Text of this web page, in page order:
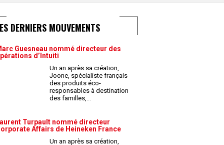
DERNIERS MOUVEMENTS
Guesneau nommé directeur des
d’Intuiti
Un an après sa création,
Joone, spécialiste français
des produits éco-
responsables à destination
des familles,...
Turpault nommé directeur
Affairs de Heineken France
Un an après sa création,